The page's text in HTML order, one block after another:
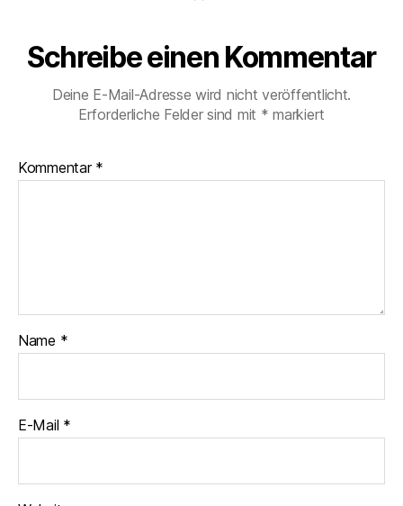
Schreibe einen Kommentar
Deine E-Mail-Adresse wird nicht veröffentlicht.
Erforderliche Felder sind mit * markiert
Kommentar *
Name *
E-Mail *